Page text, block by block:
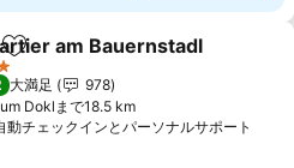
アお気に入りに追加
am Bauernstadl
ルのランク
大満足
978
Doklまで18.5 km
動チェックインとパーソナルサポート